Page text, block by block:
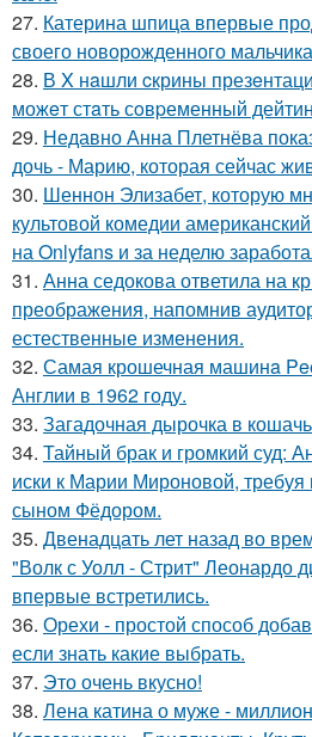
27. Катерина шпица впервые
своего новорожденного
28. В X нaшли cкрины
можeт стaть сoвpеменный
29. Недавно Анна Плетнёва
дочь - Марию, которая сейчас
30. Шеннон Элизабет, которую
культовой комедии
на Onlyfans и за неделю
31. Анна седокова ответила на
преображения, напомнив
естественные изменения.
32. Самая крошечная машинa
Англии в 1962 году.
33. Загадочная дырочка в
34. Тайный брак и громкий суд:
иски к Марии Мироновой, требуя
сыном Фёдором.
35. Двенадцать лет назад во
"Волк с Уолл - Стрит" Леонардо
впервые встретились.
36. Орехи - простой способ
если знать какие выбрать.
37. Это очень вкусно!
38. Лена катина о муже -